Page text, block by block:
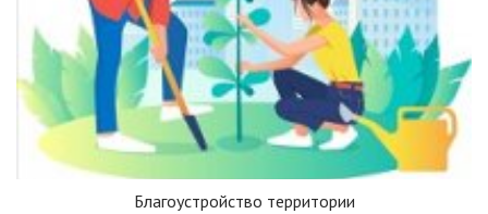
Благоустройство территории